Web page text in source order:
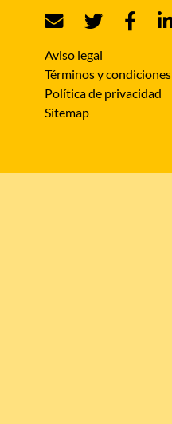
Aviso legal
Términos y condiciones
Política de privacidad
Sitemap